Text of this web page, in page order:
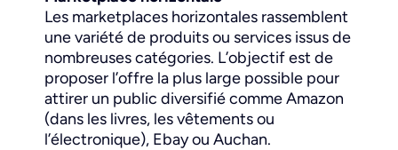
Les marketplaces horizontales rassemblent
une variété de produits ou services issus de
nombreuses catégories. L’objectif est de
proposer l’offre la plus large possible pour
attirer un public diversifié commeAmazon
(dans les livres, les vêtements ou
l’électronique), Ebay ou Auchan.